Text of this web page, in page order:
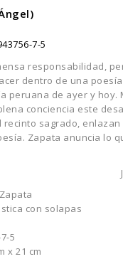
7-5
responsabilidad,
dentro de una
peruana de ayer y hoy.
conciencia este
sagrado,
Zapata anuncia lo
con solapas
5
x 21 cm